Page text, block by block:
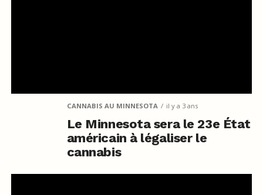
CANNABIS AU MINNESOTA il y a 3 ans
Le Minnesota sera le 23e État
américain à légaliser le
cannabis